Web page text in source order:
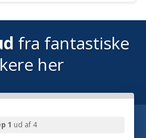
fra fantastiske
her
1 ud af 4